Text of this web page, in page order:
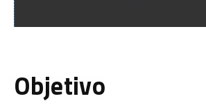
Objetivo